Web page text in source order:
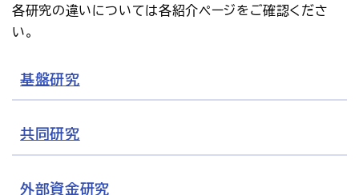
各研究の違いについては各紹介ページをご確認くださ
い。
基盤研究
共同研究
外部資金研究